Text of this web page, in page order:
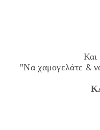
Και
"Να χαμογελάτε &